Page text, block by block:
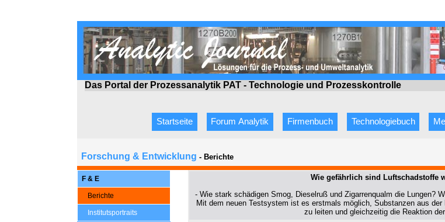
Das Portal der Prozessanalytik PAT - Technologie und Prozesskontrolle
Startseite Forum Analytik Firmenbuch Technologiebuch
Forschung & Entwicklung - Berichte
F & E
Berichte
Institutsportraits
Wie gefährlich sind Luftschadstoffe
- Wie stark schädigen Smog, Dieselruß und Zigarrenqualm die Lungen?
Mit dem neuen Testsystem ist es erstmals möglich, Substanzen aus
zu leiten und gleichzeitig die Reaktion